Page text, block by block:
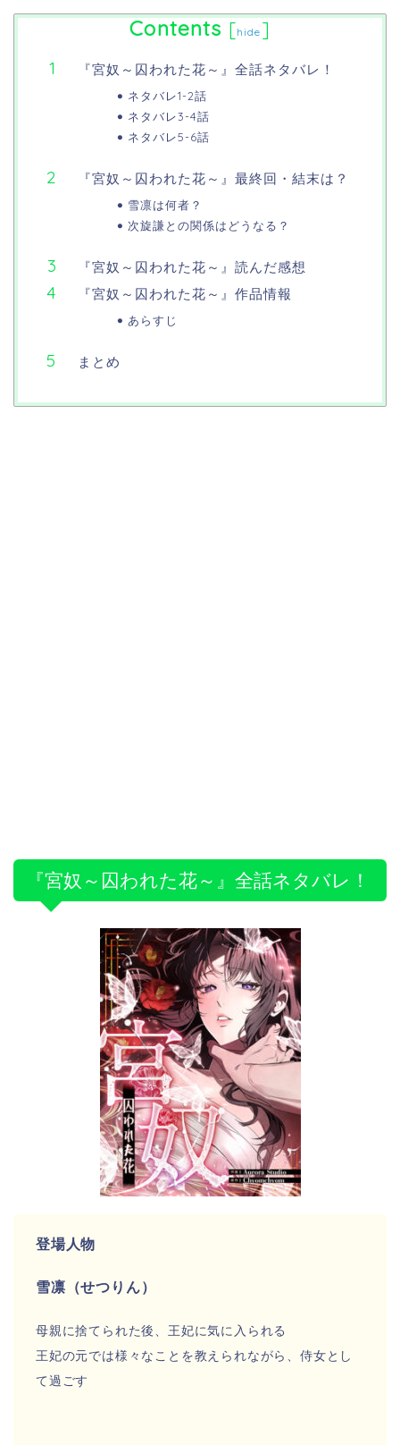
Contents [hide ]
『宮奴～囚われた花～』全話ネタバレ！
ネタバレ1-2話
ネタバレ3-4話
ネタバレ5-6話
『宮奴～囚われた花～』最終回・結末は？
雪凛は何者？
次旋謙との関係はどうなる？
『宮奴～囚われた花～』読んだ感想
『宮奴～囚われた花～』作品情報
あらすじ
まとめ
『宮奴～囚われた花～』全話ネタバレ！
登場人物
雪凛（せつりん）
母親に捨てられた後、王妃に気に入られる
王妃の元では様々なことを教えられながら、侍女とし
て過ごす